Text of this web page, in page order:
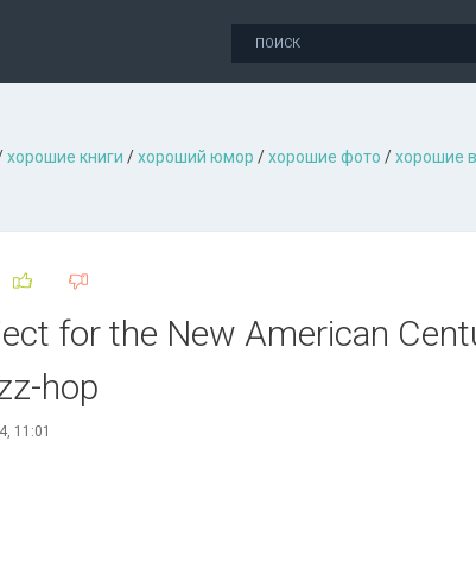
хорошие книги /хороший юмор /хорошие фото /хорошие
for the New American
hop
11:01